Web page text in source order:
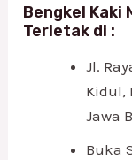
Bengkel Kaki
Terletak di :
Jl.
Kidul,
Jawa
Buka